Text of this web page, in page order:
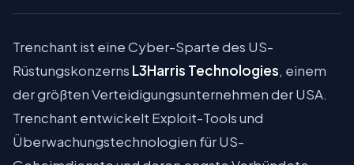
Trenchant ist eine Cyber-Sparte des US-
Rüstungskonzerns L3Harris Technologies, einem
der größten Verteidigungsunternehmen der USA.
Trenchant entwickelt Exploit-Tools und
Überwachungstechnologien für US-